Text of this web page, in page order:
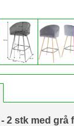
- 2 stk med